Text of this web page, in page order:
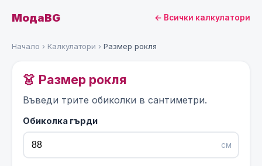
МодаBG ← Всички калкулатори
Начало › Калкулатори › Размер рокля
👗 Размер рокля
Въведи трите обиколки в сантиметри.
Обиколка гърди
см